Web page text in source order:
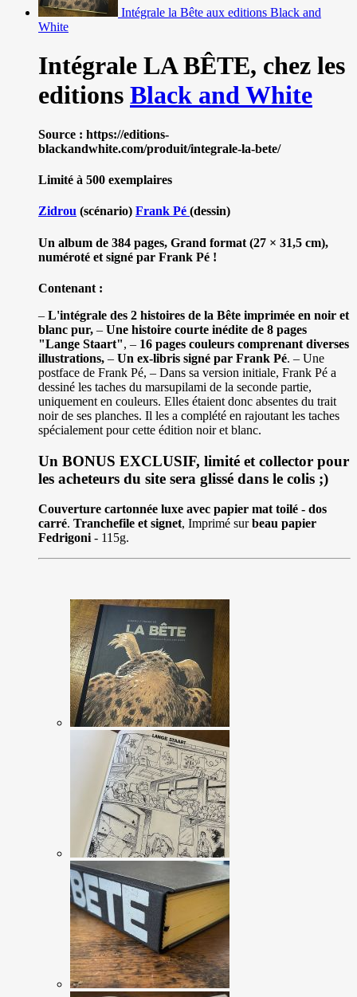
Intégrale la Bête aux editions Black and
White
Intégrale LA BÊTE, chez les
editions Black and White
Source : https://editions-
blackandwhite.com/produit/integrale-la-bete/
Limité à 500 exemplaires
Zidrou (scénario) Frank Pé (dessin)
Un album de 384 pages, Grand format (27 × 31,5 cm),
numéroté et signé par Frank Pé !
Contenant :
– L'intégrale des 2 histoires de la Bête imprimée en noir et
blanc pur, – Une histoire courte inédite de 8 pages
"Lange Staart", – 16 pages couleurs comprenant diverses
illustrations, – Un ex-libris signé par Frank Pé. – Une
postface de Frank Pé, – Dans sa version initiale, Frank Pé a
dessiné les taches du marsupilami de la seconde partie,
uniquement en couleurs. Elles étaient donc absentes du trait
noir de ses planches. Il les a complété en rajoutant les taches
spécialement pour cette édition noir et blanc.
Un BONUS EXCLUSIF, limité et collector pour
les acheteurs du site sera glissé dans le colis ;)
Couverture cartonnée luxe avec papier mat toilé - dos
carré. Tranchefile et signet, Imprimé surbeau papier
Fedrigoni - 115g.